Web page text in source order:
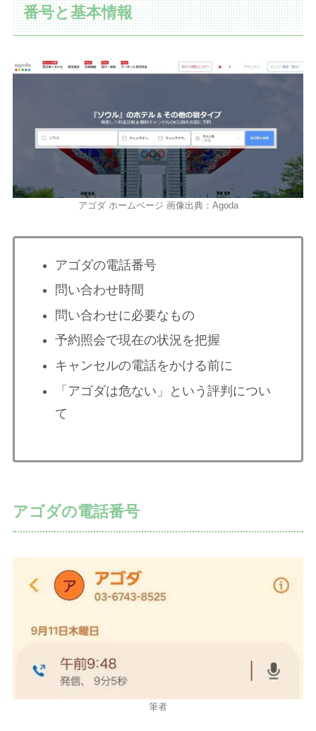
番号と基本情報
アゴダ ホームページ 画像出典：Agoda
アゴダの電話番号
問い合わせ時間
問い合わせに必要なもの
予約照会で現在の状況を把握
キャンセルの電話をかける前に
「アゴダは危ない」という評判につい
て
アゴダの電話番号
筆者